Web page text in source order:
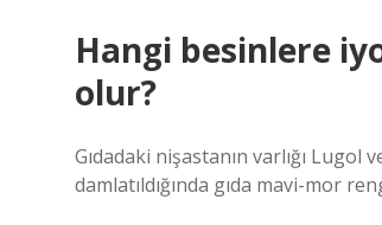
Hangi besinlere
olur?
Gıdadaki nişastanın varlığı
damlatıldığında gıda mavi-mor